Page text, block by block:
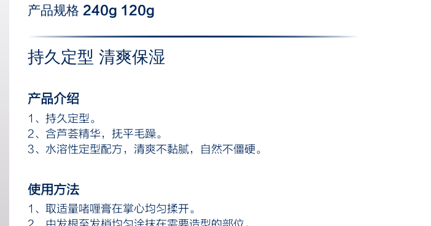
产品规格 240g 120g
持久定型 清爽保湿
产品介绍
1、持久定型。
2、 含芦荟精华，抚平毛躁。
3、水溶性定型配方，清爽不黏腻，自然不僵硬。
使用方法
1、取适量啫喱膏在掌心均匀揉开。